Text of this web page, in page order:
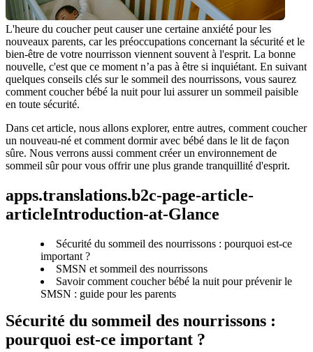
L'heure du coucher peut causer une certaine anxiété pour les
nouveaux parents, car les préoccupations concernant la sécurité et le
bien-être de votre nourrisson viennent souvent à l'esprit. La bonne
nouvelle, c'est que ce moment n’a pas à être si inquiétant. En suivant
quelques conseils clés sur le sommeil des nourrissons, vous saurez
comment coucher bébé la nuit pour lui assurer un sommeil paisible
en toute sécurité.
Dans cet article, nous allons explorer, entre autres, comment coucher
un nouveau-né et comment dormir avec bébé dans le lit de façon
sûre. Nous verrons aussi comment créer un environnement de
sommeil sûr pour vous offrir une plus grande tranquillité d'esprit.
apps.translations.b2c-page-article-
articleIntroduction-at-Glance
Sécurité du sommeil des nourrissons : pourquoi est-ce
important ?
SMSN et sommeil des nourrissons
Savoir comment coucher bébé la nuit pour prévenir le
SMSN : guide pour les parents
Sécurité du sommeil des nourrissons :
pourquoi est-ce important ?